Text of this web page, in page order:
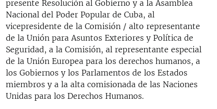
presente Resolución al Gobierno y a la Asamblea
Nacional del Poder Popular de Cuba, al
vicepresidente de la Comisión / alto representante
de la Unión para Asuntos Exteriores y Política de
Seguridad, a la Comisión, al representante especial
de la Unión Europea para los derechos humanos, a
los Gobiernos y los Parlamentos de los Estados
miembros y a la alta comisionada de las Naciones
Unidas para los Derechos Humanos.